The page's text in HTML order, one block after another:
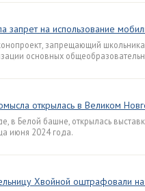
на использование
запрещающий
основных
открылась в Великом
в Белой башне, открылась
июня 2024 года.
Хвойной оштрафовали